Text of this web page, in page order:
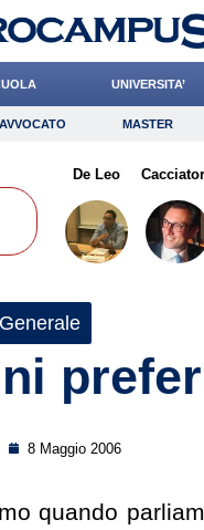
UNIVERSITA’
Avvocato Master
Consigli
MASTER
De Leo
8 Maggio 2006
quando